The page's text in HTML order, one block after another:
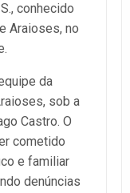
conhecido
Araioses, no
da
sob a
Castro. O
cometido
e familiar
denúncias